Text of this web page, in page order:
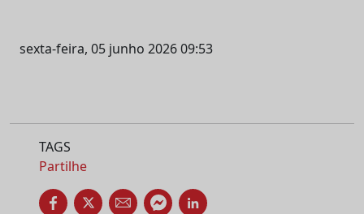
sexta-feira, 05 junho 2026 09:53
TAGS
Partilhe